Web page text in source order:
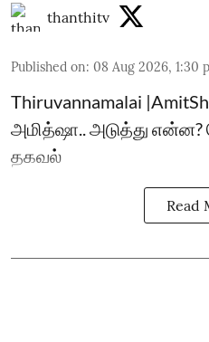
thanthitv
Published on: 08 Aug 2026, 1:30
Thiruvannamalai
அமித்ஷா.. அடுத்து என்ன?
தகவல்
Read